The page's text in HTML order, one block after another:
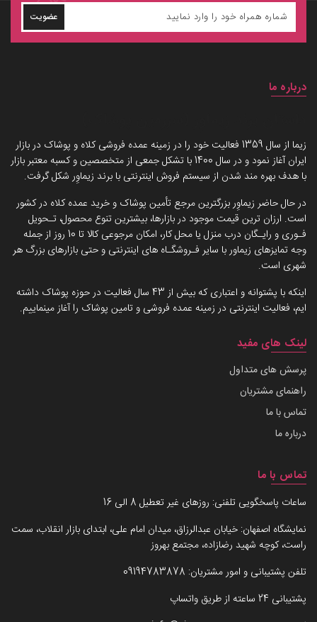
عضویت
درباره ما
زیما از سال 1359 فعالیت خود را در زمینه عمده فروشی کلاه و پوشاک در بازار
ایران آغاز نمود و در سال 1400 با تشکل جمعی از متخصصین و کسبه معتبر بازار
با هدف بهره مند شدن از سیستم فروش اینترنتی با برند زیماوِر شکل گرفت.
در حال حاضر زیماوِر بزرگترین مرجع تأمین پوشاک و خرید عمده کلاه در کشور
است. ارزان ترین قیمت موجود در بازارها، بیشترین تنوع محصول، تـحویل
فـوری و رایـگان درب منزل یا محل کار، امکان مرجوعی کالا تا 10 روز از جمله
وجه تمایزهای زیماور با سایر فـروشگـاه های اینترنتی و حتی بازارهای بزرگ هر
شهری است.
اینکه با پشتوانه و اعتباری که بیش از 43 سال فعالیت در حوزه پوشاک داشته
ایم، فعالیت اینترنتی در زمینه عمده فروشی و تامین پوشاک را آغاز مینماییم.
لینک های مفید
پرسش های متداول
راهنمای مشتریان
تماس با ما
درباره ما
تماس با ما
ساعات پاسخگویی تلفنی: روزهای غیر تعطیل 8 الی 16
نمایشگاه اصفهان: خیابان عبدالرزاق، میدان امام علی، ابتدای بازار انقلاب، سمت
راست، کوچه شهید رضازاده، مجتمع بهروز
تلفن پشتیبانی و امور مشتریان: 09194783878
پشتیبانی 24 ساعته از طریق واتساپ